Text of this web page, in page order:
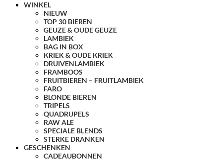
WINKEL
NIEUW
TOP 30 BIEREN
GEUZE & OUDE GEUZE
LAMBIEK
BAG IN BOX
KRIEK & OUDE KRIEK
DRUIVENLAMBIEK
FRAMBOOS
FRUITBIEREN – FRUITLAMBIEK
FARO
BLONDE BIEREN
TRIPELS
QUADRUPELS
RAW ALE
SPECIALE BLENDS
STERKE DRANKEN
GESCHENKEN
CADEAUBONNEN